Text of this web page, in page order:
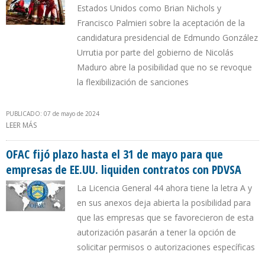
Estados Unidos como Brian Nichols y
Francisco Palmieri sobre la aceptación de la
candidatura presidencial de Edmundo González
Urrutia por parte del gobierno de Nicolás
Maduro abre la posibilidad que no se revoque
la flexibilización de sanciones
PUBLICADO: 07 de mayo de 2024
LEER MÁS
OFAC fijó plazo hasta el 31 de mayo para que
empresas de EE.UU. liquiden contratos con PDVSA
La Licencia General 44 ahora tiene la letra A y
en sus anexos deja abierta la posibilidad para
que las empresas que se favorecieron de esta
autorización pasarán a tener la opción de
solicitar permisos o autorizaciones específicas